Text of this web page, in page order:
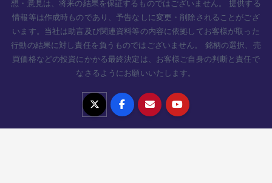
想・意見は、将来の結果を保証するものではございません。 提供する
情報等は作成時ものであり、予告なしに変更・削除されることがござ
います。当社は助言及び関連資料等の内容に依拠してお客様が取った
行動の結果に対し責任を負うものではございません。 銘柄の選択、売
買価格などの投資にかかる最終決定は、お客様ご自身の判断と責任で
なさるようにお願いいたします。